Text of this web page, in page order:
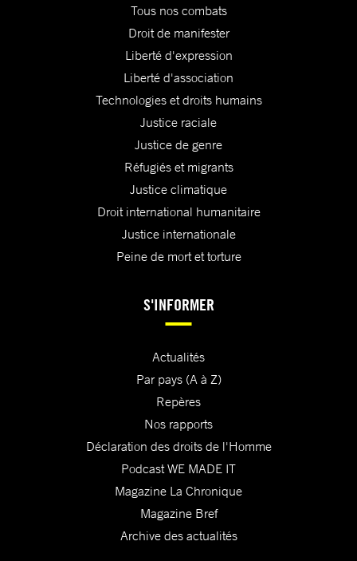
Tous nos combats
Droit de manifester
Liberté d'expression
Liberté d'association
Technologies et droits humains
Justice raciale
Justice de genre
Réfugiés et migrants
Justice climatique
Droit international humanitaire
Justice internationale
Peine de mort et torture
S'INFORMER
Actualités
Par pays (A à Z)
Repères
Nos rapports
Déclaration des droits de l'Homme
Podcast WE MADE IT
Magazine La Chronique
Magazine Bref
Archive des actualités